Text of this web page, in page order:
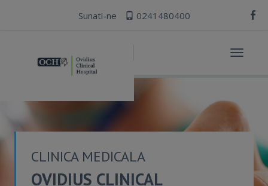
Sunati-ne 0241480400
Toggle
CLINICA MEDICALA
OVIDIUS CLINICAL